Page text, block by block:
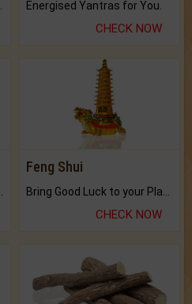
Energised Yantras for You.
CHECK NOW
Feng Shui
CHECK NOW